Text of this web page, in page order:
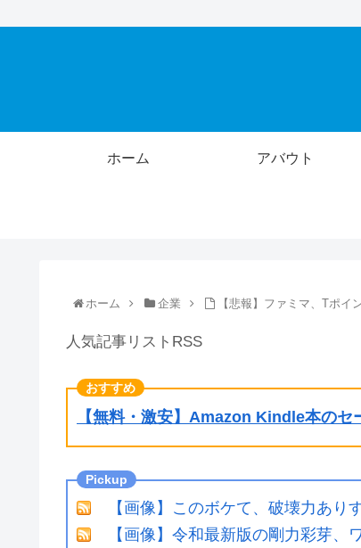
ホーム アバウト
ホーム 企業 【悲報】ファミマ、Tポイ
人気記事リストRSS
【無料・激安】Amazon Kindle本のセ
【画像】このボケて、破壊力あり
【画像】令和最新版の剛力彩芽